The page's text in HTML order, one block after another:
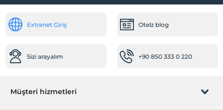
Extranet Giriş Otelz blog
Sizi arayalım +90 850 333 0 220
Müşteri hizmetleri